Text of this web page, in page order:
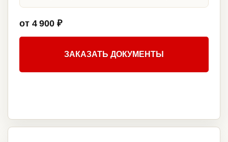
от 4 900 ₽
ЗАКАЗАТЬ ДОКУМЕНТЫ